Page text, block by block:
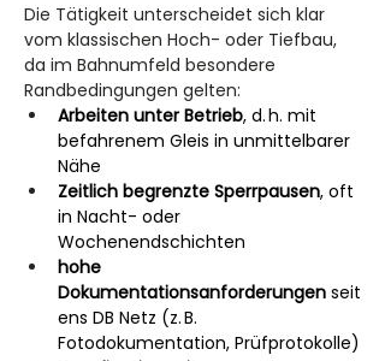
Die Tätigkeit unterscheidet sich klar
vom klassischen Hoch- oder Tiefbau,
da im Bahnumfeld besondere
Randbedingungen gelten:
Arbeiten unter Betrieb, d. h. mit
befahrenem Gleis in unmittelbarer
Nähe
Zeitlich begrenzte Sperrpausen, oft
in Nacht- oder
Wochenendschichten
hohe
Dokumentationsanforderungen seit
ens DB Netz (z. B.
Fotodokumentation, Prüfprotokolle)